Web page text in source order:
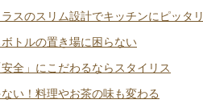
スのスリム設計でキッチンにピッタリ
トルの置き場に困らない
安全」にこだわるならスタイリス
い！料理やお茶の味も変わる